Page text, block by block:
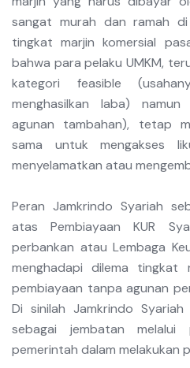
sangat murah dan ramah
tingkat marjin komersial
bahwa para pelaku UMKM,
kategori feasible
menghasilkan laba) namun
agunan tambahan), tetap
sama untuk mengakses
menyelamatkan atau
Peran Jamkrindo Syariah
atas Pembiayaan KUR
perbankan atau Lembaga
menghadapi dilema tingkat
pembiayaan tanpa agunan
Di sinilah Jamkrindo
sebagai jembatan melalui
pemerintah dalam melakukan